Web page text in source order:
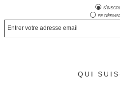
se
QUI